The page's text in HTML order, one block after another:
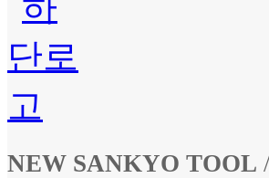
NEW SANKYO TOOL